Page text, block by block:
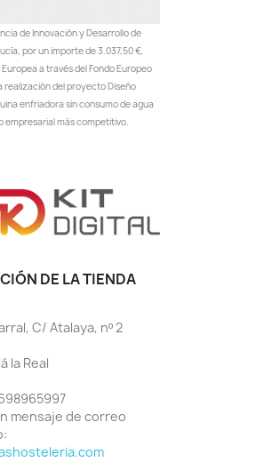
de Innovación y Desarrollo de
por un importe de 3.037,50 €,
a través del Fondo Europeo
realización del proyecto Diseño
enfriadora sin consumo de agua
empresarial más competitivo.
DE LA TIENDA
C/ Atalaya, nº 2
la Real
mensaje de correo